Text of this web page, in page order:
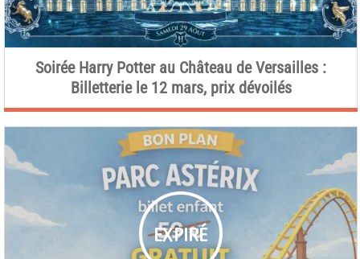
Soirée Harry Potter au Château de Versailles :
Billetterie le 12 mars, prix dévoilés